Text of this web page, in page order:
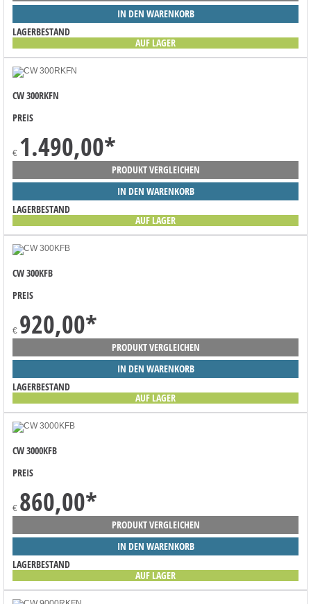
IN DEN WARENKORB
LAGERBESTAND
AUF LAGER
CW 300RKFN
PREIS
€ 1.490,00*
PRODUKT VERGLEICHEN
IN DEN WARENKORB
LAGERBESTAND
AUF LAGER
CW 300KFB
PREIS
€ 920,00*
PRODUKT VERGLEICHEN
IN DEN WARENKORB
LAGERBESTAND
AUF LAGER
CW 3000KFB
PREIS
€ 860,00*
PRODUKT VERGLEICHEN
IN DEN WARENKORB
LAGERBESTAND
AUF LAGER